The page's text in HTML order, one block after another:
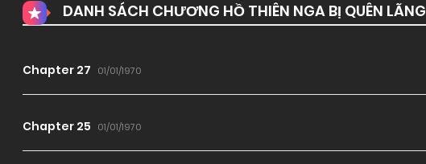
DANH SÁCH CHƯƠNG HỒ THIÊN NGA BỊ QUÊN LÃNG
Chapter 27 01/01/1970
Chapter 25 01/01/1970